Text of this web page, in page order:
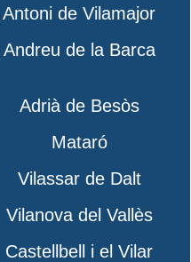
Antoni de Vilamajor
Andreu de la Barca
Adrià de Besòs
Mataró
Vilassar de Dalt
Vilanova del Vallès
Castellbell i el Vilar